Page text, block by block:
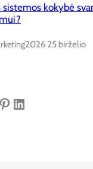
sistemos kokybė
2026 25 birželio
Pinterest LinkedIn